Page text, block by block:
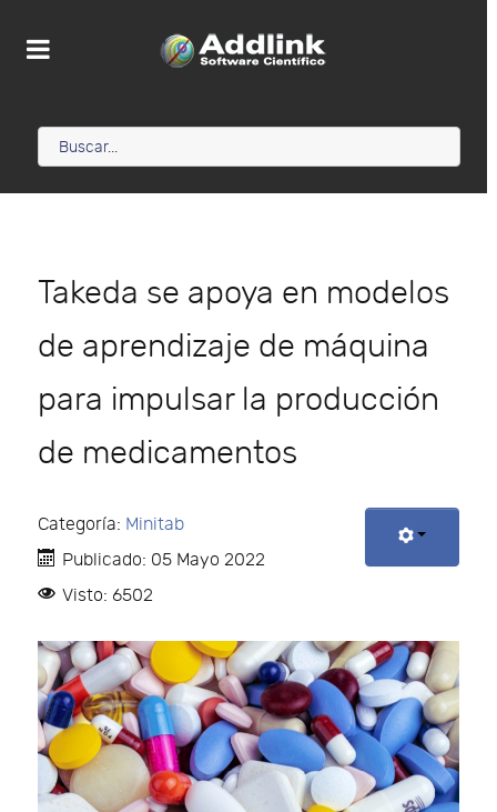
Takeda se apoya en modelos
de aprendizaje de máquina
para impulsar la producción
de medicamentos
Categoría: Minitab
Publicado: 05 Mayo 2022
Visto: 6502